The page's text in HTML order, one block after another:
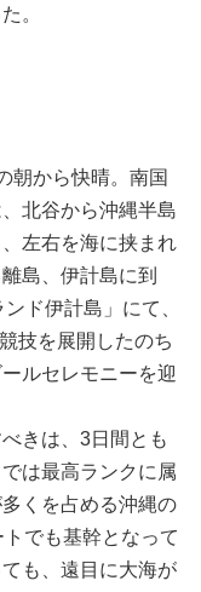
。
朝から快晴。南国
北谷から沖縄半島
左右を海に挟まれ
島、伊計島に到
ド伊計島」にて、
技を展開したのち
ルセレモニーを迎
きは、3日間とも
は最高ランクに属
くを占める沖縄の
でも基幹となって
も、遠目に大海が